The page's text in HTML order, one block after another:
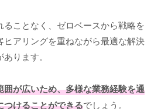
ことなく、ゼロベースから戦略を
アリングを重ねながら最適な解決
ります。
が広いため、多様な業務経験を通
つけることができるでしょう。